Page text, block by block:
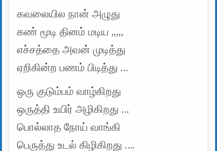
கவலையில நான் அழுது
கண் மூடி தினம் மடிய ,,,,,
எச்சத்தை அவன் முடித்து
ஏறிகின்ற பணம் பிடித்து …
ஒரு குடும்பம் வாழ்கிறது
ஒருத்தி உயிர் அழிகிறது …
பொல்லாத நோய் வாங்கி
பெருத்து உடல் கிழிகிறது ….